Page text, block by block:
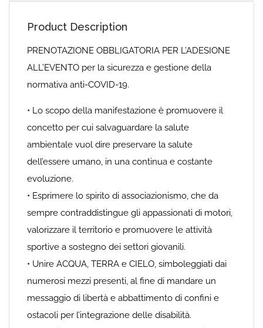
Product Description
PRENOTAZIONE OBBLIGATORIA PER L’ADESIONE
ALL’EVENTO per la sicurezza e gestione della
normativa anti-COVID-19.
• Lo scopo della manifestazione è promuovere il
concetto per cui salvaguardare la salute
ambientale vuol dire preservare la salute
dell’essere umano, in una continua e costante
evoluzione.
• Esprimere lo spirito di associazionismo, che da
sempre contraddistingue gli appassionati di motori,
valorizzare il territorio e promuovere le attività
sportive a sostegno dei settori giovanili.
• Unire ACQUA, TERRA e CIELO, simboleggiati dai
numerosi mezzi presenti, al fine di mandare un
messaggio di libertà e abbattimento di confini e
ostacoli per l’integrazione delle disabilità.